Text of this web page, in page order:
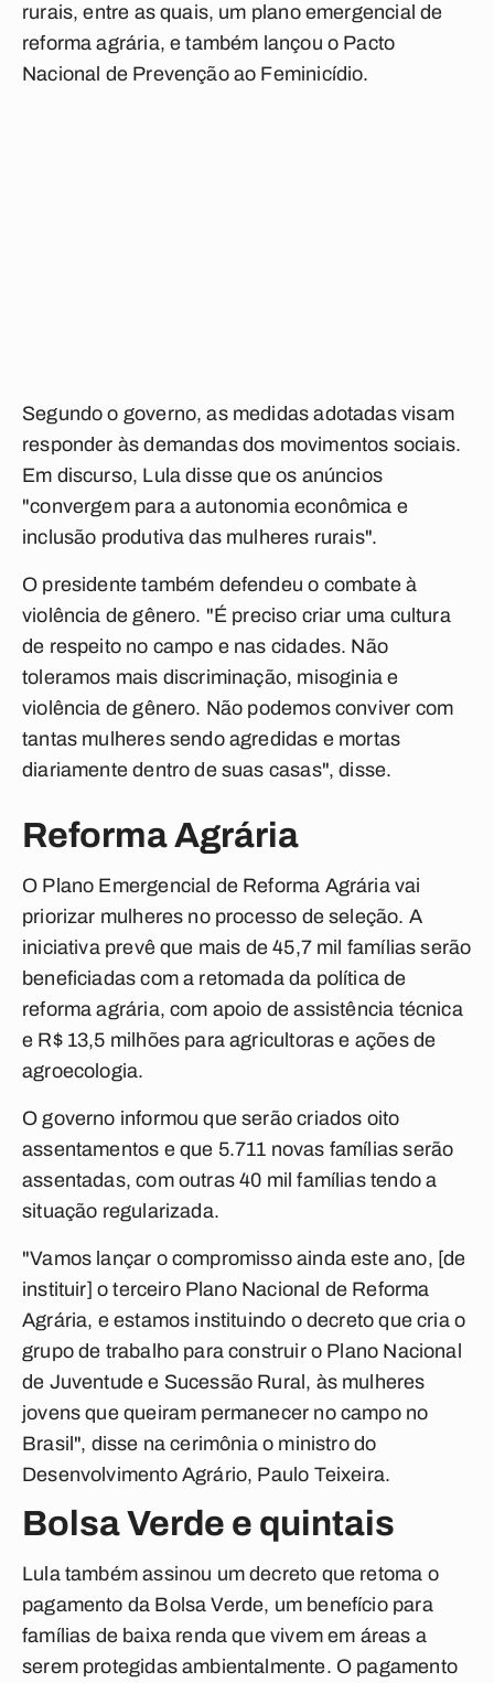
rurais, entre as quais, um plano emergencial de
reforma agrária, e também lançou o Pacto
Nacional de Prevenção ao Feminicídio.
Segundo o governo, as medidas adotadas visam
responder às demandas dos movimentos sociais.
Em discurso, Lula disse que os anúncios
"convergem para a autonomia econômica e
inclusão produtiva das mulheres rurais".
O presidente também defendeu o combate à
violência de gênero. "É preciso criar uma cultura
de respeito no campo e nas cidades. Não
toleramos mais discriminação, misoginia e
violência de gênero. Não podemos conviver com
tantas mulheres sendo agredidas e mortas
diariamente dentro de suas casas", disse.
Reforma Agrária
O Plano Emergencial de Reforma Agrária vai
priorizar mulheres no processo de seleção. A
iniciativa prevê que mais de 45,7 mil famílias serão
beneficiadas com a retomada da política de
reforma agrária, com apoio de assistência técnica
e R$ 13,5 milhões para agricultoras e ações de
agroecologia.
O governo informou que serão criados oito
assentamentos e que 5.711 novas famílias serão
assentadas, com outras 40 mil famílias tendo a
situação regularizada.
"Vamos lançar o compromisso ainda este ano, [de
instituir] o terceiro Plano Nacional de Reforma
Agrária, e estamos instituindo o decreto que cria o
grupo de trabalho para construir o Plano Nacional
de Juventude e Sucessão Rural, às mulheres
jovens que queiram permanecer no campo no
Brasil", disse na cerimônia o ministro do
Desenvolvimento Agrário, Paulo Teixeira.
Bolsa Verde e quintais
Lula também assinou um decreto que retoma o
pagamento da Bolsa Verde, um benefício para
famílias de baixa renda que vivem em áreas a
serem protegidas ambientalmente. O pagamento